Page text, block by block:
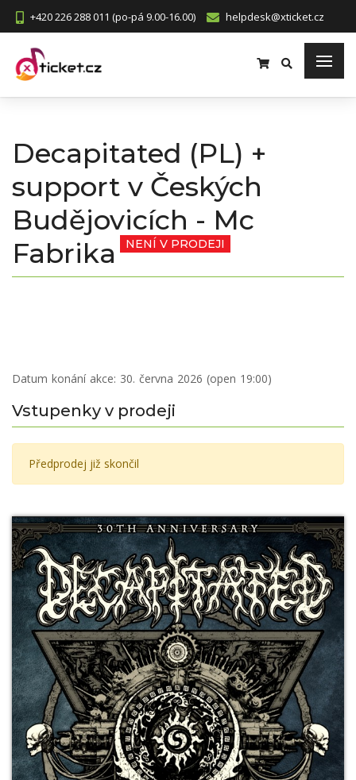
+420 226 288 011 (po-pá 9.00-16.00) helpdesk@xticket.cz
Decapitated (PL) +
support v Českých
Budějovicích - Mc
Fabrika
NENÍ V PRODEJI
Datum konání akce: 30. června 2026 (open 19:00)
Vstupenky v prodeji
Předprodej již skončil